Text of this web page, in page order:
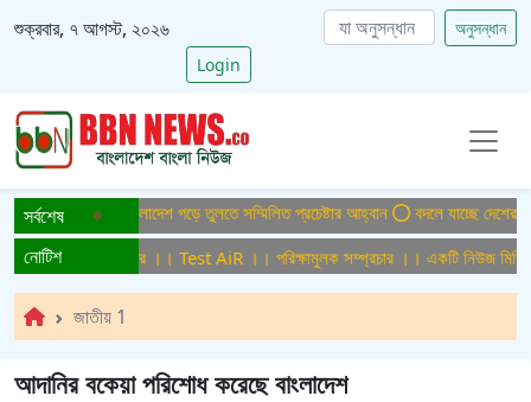
শুক্রবার, ৭ আগস্ট, ২০২৬
অনুসন্ধান
Login
সর্বশেষ বাংলাদেশ গড়ে তুলতে সম্মিলিত প্রচেষ্টার আহ্বান বদলে যাচ্ছে দেশের
নোটিশ সম্প্রচার ।। Test AiR ।। পরিক্ষামুলক সম্প্রচার ।। একটি নিউজ মিডিয়া
জাতীয় 1
আদানির বকেয়া পরিশোধ করেছে বাংলাদেশ